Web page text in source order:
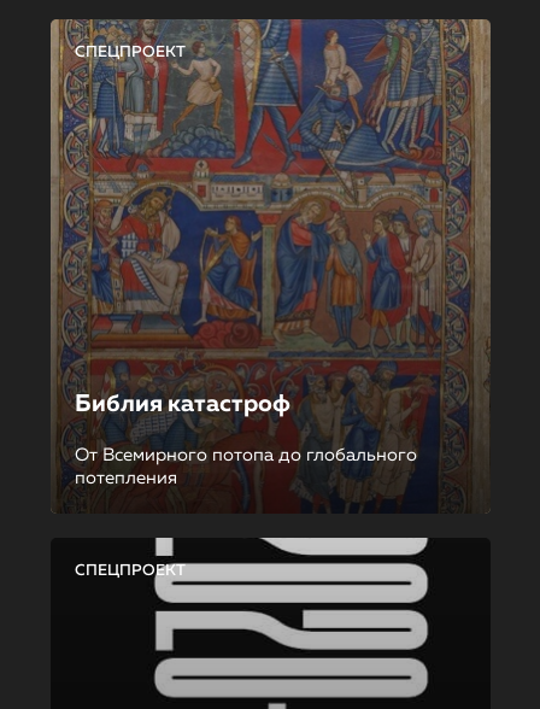
СПЕЦПРОЕКТ
Библия катастроф
От Всемирного потопа до глобального
потепления
СПЕЦПРОЕКТ